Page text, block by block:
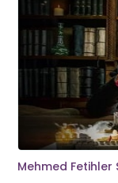
Mehmed Fetihler